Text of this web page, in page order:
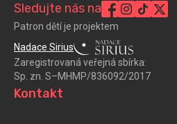
Sledujte nás na
Patron dětí je projektem
Nadace Sirius
Zaregistrovaná veřejná sbírka:
Sp. zn. S–MHMP/836092/2017
Kontakt